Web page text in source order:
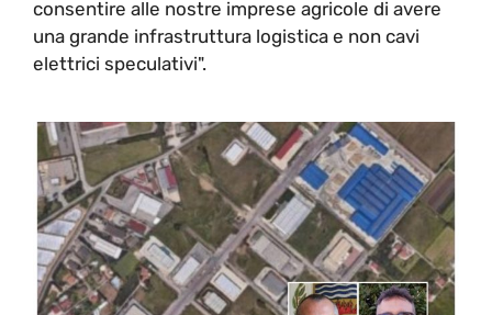
consentire alle nostre imprese agricole di avere
una grande infrastruttura logistica e non cavi
elettrici speculativi".